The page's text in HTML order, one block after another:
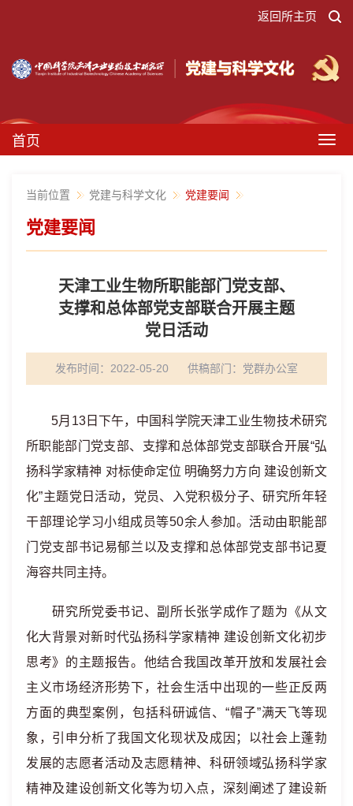
返回所主页
首页
当前位置 党建与科学文化 党建要闻
党建要闻
天津工业生物所职能部门党支部、
支撑和总体部党支部联合开展主题
党日活动
发布时间：2022-05-20 供稿部门： 党群办公室
5月 13日下午，中国科学院天津工业生物技术研究
所职能部门党支部、支撑和总体部党支部联合开展“弘
扬科学家精神 对标使命定位 明确努力方向 建设创新文
化”主题党日活动，党员、入党积极分子、研究所年轻
干部理论学习小组成员等50余人参加。活动由职能部
门党支部书记易郁兰以及支撑和总体部党支部书记夏
海容共同主持。
研究所党委书记、副所长张学成作了题为《从文
化大背景对新时代弘扬科学家精神 建设创新文化初步
思考》的主题报告。他结合我国改革开放和发展社会
主义市场经济形势下，社会生活中出现的一些正反两
方面的典型案例，包括科研诚信、“帽子”满天飞等现
象，引申分析了我国文化现状及成因；以社会上蓬勃
发展的志愿者活动及志愿精神、科研领域弘扬科学家
精神及建设创新文化等为切入点，深刻阐述了建设新